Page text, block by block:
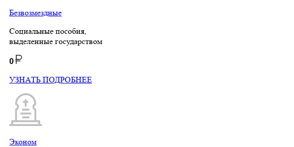
Безвозмездные
Социальные пособия,
выделенные государством
0
УЗНАТЬ ПОДРОБНЕЕ
Эконом